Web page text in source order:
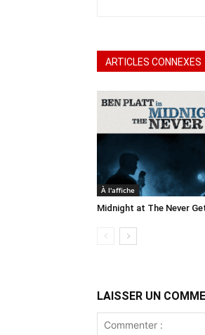
ARTICLES CONNEXES
À l'affiche
Midnight at The Never
LAISSER UN